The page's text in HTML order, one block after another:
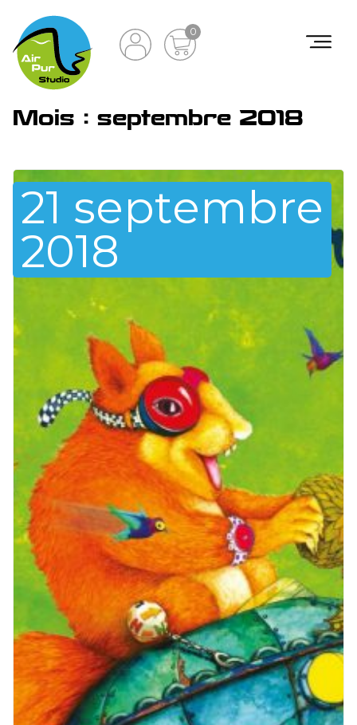
0
Mois : septembre 2018
21 septembre
2018